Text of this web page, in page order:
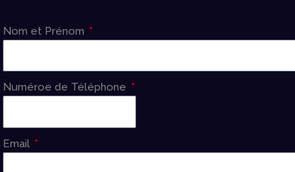
Nom et Prénom
Numéroe de Téléphone
Email